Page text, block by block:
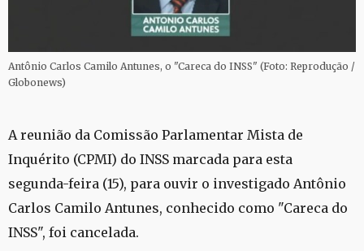
Antônio Carlos Camilo Antunes, o "Careca do INSS" (Foto: Reprodução /
Globonews)
A reunião da Comissão Parlamentar Mista de
Inquérito (CPMI) do INSS marcada para esta
segunda-feira (15), para ouvir o investigado Antônio
Carlos Camilo Antunes, conhecido como "Careca do
INSS", foi cancelada.